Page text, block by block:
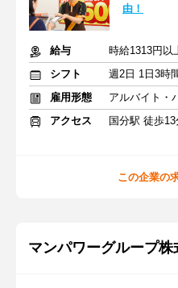
由！
給与
シフト
週2日 1日3時
雇用形態
アルバイト・
アクセス
国分駅 徒歩13
この企業の
マンパワーグループ株